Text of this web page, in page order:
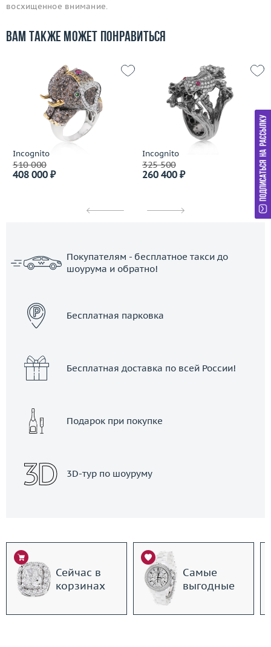
восхищенное внимание.
Вам также может понравиться
Incognito
510 000
408 000 ₽
Incognito
325 500
260 400 ₽
Покупателям - бесплатное такси до
шоурума и обратно!
Бесплатная парковка
Бесплатная доставка по всей России!
Подарок при покупке
3D-тур по шоуруму
Сейчас в
корзинах
Самые
выгодные